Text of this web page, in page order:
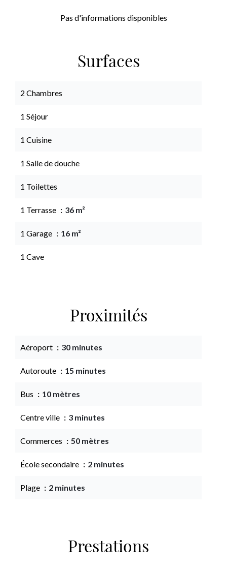
Pas d'informations disponibles
Surfaces
2 Chambres
1 Séjour
1 Cuisine
1 Salle de douche
1 Toilettes
1 Terrasse 36 m²
1 Garage 16 m²
1 Cave
Proximités
Aéroport 30 minutes
Autoroute 15 minutes
Bus 10 mètres
Centre ville 3 minutes
Commerces 50 mètres
École secondaire 2 minutes
Plage 2 minutes
Prestations